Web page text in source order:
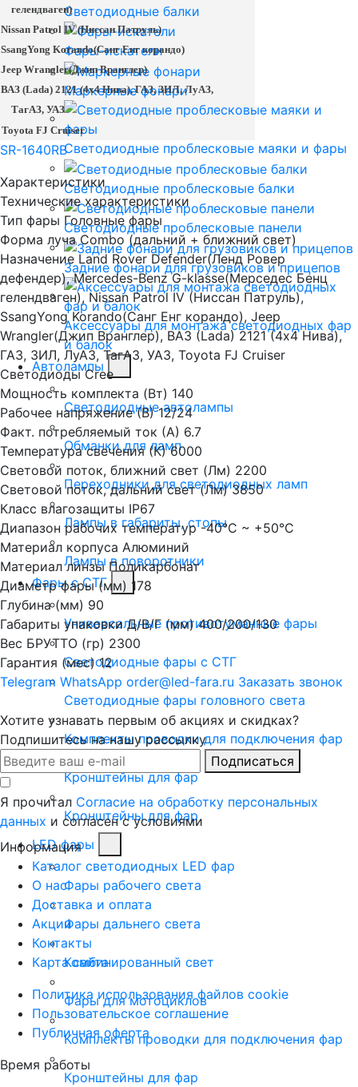
Светодиодные балки
Фары-искатели
Маркерные фонари
Светодиодные проблесковые маяки и фары
Светодиодные проблесковые балки
Светодиодные проблесковые панели
Задние фонари для грузовиков и прицепов
Аксессуары для монтажа светодиодных фар
и балок
Автолампы
Светодиодные автолампы
Обманки для ламп
Переходники для светодиодных ламп
Лампы в габариты, стопы
Лампы в поворотники
Фары с СТГ
Универсальные противотуманные фары
Светодиодные фары с СТГ
Светодиодные фары головного света
Комплекты проводки для подключения фар
Кронштейны для фар
Кронштейны для фар
LED фары
Фары рабочего света
Фары дальнего света
Комбинированный свет
Фары для мотоциклов
Комплекты проводки для подключения фар
Кронштейны для фар
гелендваген)
Nissan Patrol IV (Ниссан Патруль)
SsangYong Korando(Санг Енг корандо)
Jeep Wrangler(Джип Вранглер)
ВАЗ (Lada) 2121 (4x4 Нива), ГАЗ, ЗИЛ, ЛуАЗ,
ТагАЗ, УАЗ
Toyota FJ Cruiser
SR-1640RB
Характеристики
Технические характеристики
Тип фары Головные фары
Форма луча Combo (дальний + ближний свет)
Назначение Land Rover Defender(Ленд Ровер
дефендер), Mercedes-Benz G-klasse(Мерседес Бенц
гелендваген), Nissan Patrol IV (Ниссан Патруль),
SsangYong Korando(Санг Енг корандо), Jeep
Wrangler(Джип Вранглер), ВАЗ (Lada) 2121 (4x4 Нива),
ГАЗ, ЗИЛ, ЛуАЗ, ТагАЗ, УАЗ, Toyota FJ Cruiser
Светодиоды Cree
Мощность комплекта (Вт) 140
Рабочее напряжение (В) 12/24
Факт. потребляемый ток (А) 6.7
Температура свечения (К) 6000
Световой поток, ближний свет (Лм) 2200
Световой поток, дальний свет (Лм) 3850
Класс влагозащиты IP67
Диапазон рабочих температур -40°С ~ +50°С
Материал корпуса Алюминий
Материал линзы Поликарбонат
Диаметр фары (мм) 178
Глубина (мм) 90
Габариты упаковки Д/В/Г (мм) 400/200/130
Вес БРУТТО (гр) 2300
Гарантия (мес) 12
Telegram WhatsApp order@led-fara.ru Заказать звонок
Хотите узнавать первым об акциях и скидках?
Подпишитесь на нашу рассылку
Подписаться
Я прочитал Согласие на обработку персональных
данных и согласен с условиями
Информация
Каталог светодиодных LED фар
О нас
Доставка и оплата
Акции
Контакты
Карта сайта
Политика использования файлов cookie
Пользовательское соглашение
Публичная оферта
Время работы